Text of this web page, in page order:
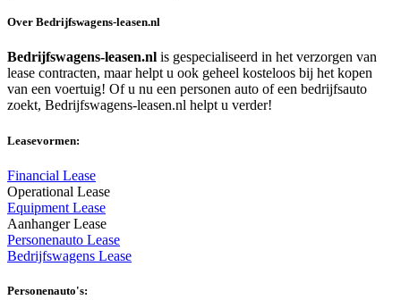
Over Bedrijfswagens-leasen.nl
Bedrijfswagens-leasen.nl is gespecialiseerd in het verzorgen van
lease contracten, maar helpt u ook geheel kosteloos bij het kopen
van een voertuig! Of u nu een personen auto of een bedrijfsauto
zoekt, Bedrijfswagens-leasen.nl helpt u verder!
Leasevormen:
Financial Lease
Operational Lease
Equipment Lease
Aanhanger Lease
Personenauto Lease
Bedrijfswagens Lease
Personenauto's: